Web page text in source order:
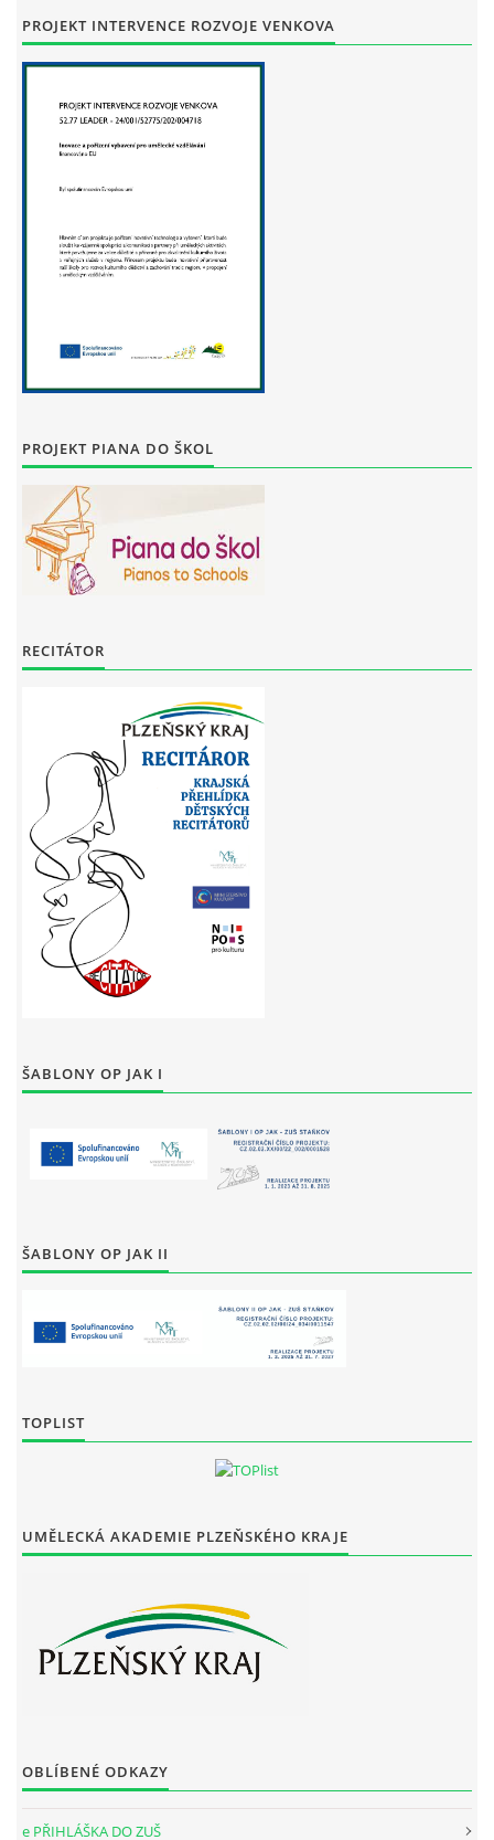
© 2026 eStránky.cz |Tisk|Aktualizováno: 29. 7. 2026
PROJEKT INTERVENCE ROZVOJE VENKOVA
PROJEKT PIANA DO ŠKOL
RECITÁTOR
ŠABLONY OP JAK I
ŠABLONY OP JAK II
TOPLIST
UMĚLECKÁ AKADEMIE PLZEŇSKÉHO KRAJE
OBLÍBENÉ ODKAZY
e PŘIHLÁŠKA DO ZUŠ